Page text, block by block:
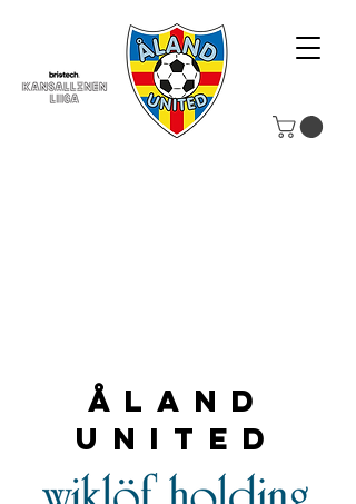
Åland
United